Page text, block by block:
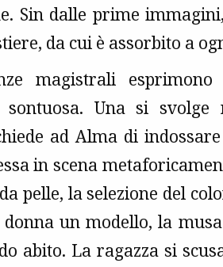
Sin dalle prime
da cui è assorbito a
magistrali
sontuosa. Una si
ad Alma di
in scena
pelle, la selezione del
un modello, la
abito. La ragazza si